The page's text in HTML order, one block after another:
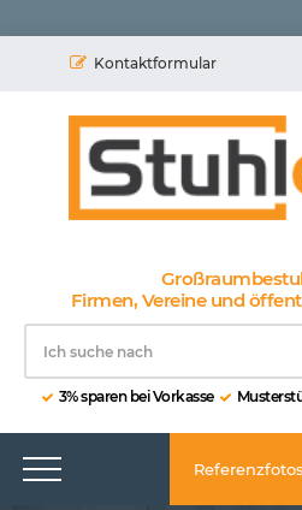
Kontaktformular
Firmen, Vereine und
3% sparen bei Vorkasse
Referenzfotos